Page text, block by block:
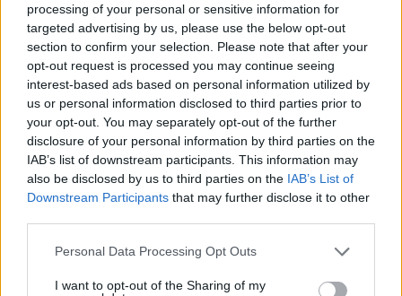
processing of your personal or sensitive information for
targeted advertising by us, please use the below opt-out
section to confirm your selection. Please note that after your
opt-out request is processed you may continue seeing
interest-based ads based on personal information utilized by
us or personal information disclosed to third parties prior to
your opt-out. You may separately opt-out of the further
disclosure of your personal information by third parties on the
IAB’s list of downstream participants. This information may
also be disclosed by us to third parties on the IAB’s List of
Downstream Participants that may further disclose it to other
Please note that this website/app uses one or more Google
not limited to your visit or usage behaviour. You may click to
Personal Data Processing Opt Outs
I want to opt-out of the Sharing of my
Από τη Μόρια στον γάμο, τη ΜΚΟ και την
κατηγορία για φόνο: Η σκοτεινή διαδρομή του
26χρονου Αφγανού που σκότωσε τη Βρετανίδα
στην Κυψέλη
08.08.2026, 12:18
στον Λυκαβηττό, από πτώση ο